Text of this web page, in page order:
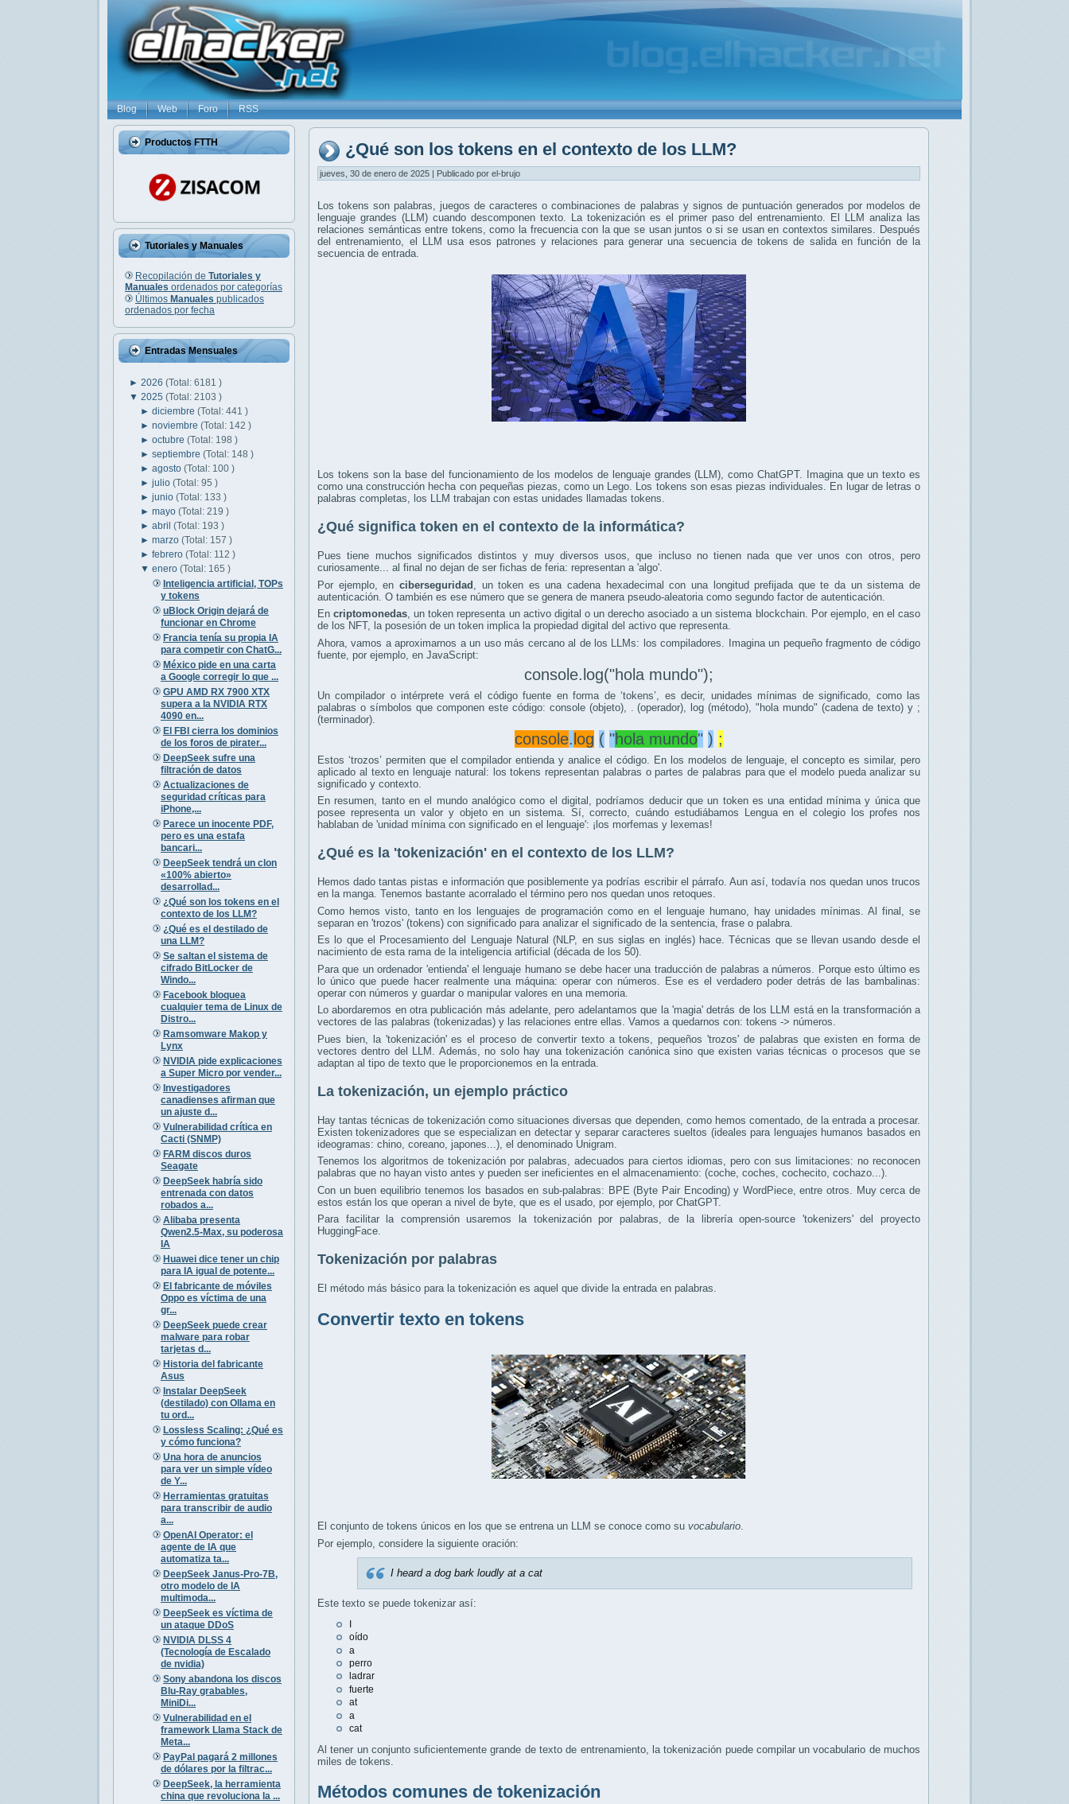
Blog Web Foro RSS
Productos FTTH
Tutoriales y Manuales
Recopilación de Tutoriales y
Manuales ordenados por categorías
Últimos Manuales publicados
ordenados por fecha
Entradas Mensuales
► 2026 (Total: 6181 )
▼ 2025 (Total: 2103 )
►diciembre(Total: 441 )
►noviembre(Total: 142 )
►octubre(Total: 198 )
►septiembre(Total: 148 )
►agosto(Total: 100 )
►julio(Total: 95 )
►junio(Total: 133 )
►mayo(Total: 219 )
►abril(Total: 193 )
►marzo(Total: 157 )
►febrero(Total: 112 )
▼enero(Total: 165 )
Inteligencia artificial, TOPs
y tokens
uBlock Origin dejará de
funcionar en Chrome
Francia tenía su propia IA
para competir con ChatG...
México pide en una carta
a Google corregir lo que ...
GPU AMD RX 7900 XTX
supera a la NVIDIA RTX
4090 en...
El FBI cierra los dominios
de los foros de pirater...
DeepSeek sufre una
filtración de datos
Actualizaciones de
seguridad críticas para
iPhone,...
Parece un inocente PDF,
pero es una estafa
bancari...
DeepSeek tendrá un clon
«100% abierto»
desarrollad...
¿Qué son los tokens en el
contexto de los LLM?
¿Qué es el destilado de
una LLM?
Se saltan el sistema de
cifrado BitLocker de
Windo...
Facebook bloquea
cualquier tema de Linux de
Distro...
Ramsomware Makop y
Lynx
NVIDIA pide explicaciones
a Super Micro por vender...
Investigadores
canadienses afirman que
un ajuste d...
Vulnerabilidad crítica en
Cacti (SNMP)
FARM discos duros
Seagate
DeepSeek habría sido
entrenada con datos
robados a...
Alibaba presenta
Qwen2.5-Max, su poderosa
IA
Huawei dice tener un chip
para IA igual de potente...
El fabricante de móviles
Oppo es víctima de una
gr...
DeepSeek puede crear
malware para robar
tarjetas d...
Historia del fabricante
Asus
Instalar DeepSeek
(destilado) con Ollama en
tu ord...
Lossless Scaling: ¿Qué es
y cómo funciona?
Una hora de anuncios
para ver un simple vídeo
de Y...
Herramientas gratuitas
para transcribir de audio
a...
OpenAI Operator: el
agente de IA que
automatiza ta...
DeepSeek Janus-Pro-7B,
otro modelo de IA
multimoda...
DeepSeek es víctima de
un ataque DDoS
NVIDIA DLSS 4
(Tecnología de Escalado
de nvidia)
Sony abandona los discos
Blu-Ray grabables,
MiniDi...
Vulnerabilidad en el
framework Llama Stack de
Meta...
PayPal pagará 2 millones
de dólares por la filtrac...
DeepSeek, la herramienta
china que revoluciona la ...
¿Qué son los tokens en el contexto de los LLM?
jueves, 30 de enero de 2025 | Publicado por el-brujo
Los tokens son palabras, juegos de caracteres o combinaciones de palabras y signos de puntuación generados por modelos de
lenguaje grandes (LLM) cuando descomponen texto. La tokenización es el primer paso del entrenamiento. El LLM analiza las
relaciones semánticas entre tokens, como la frecuencia con la que se usan juntos o si se usan en contextos similares. Después
del entrenamiento, el LLM usa esos patrones y relaciones para generar una secuencia de tokens de salida en función de la
secuencia de entrada.
Los tokens son la base del funcionamiento de los modelos de lenguaje grandes (LLM), como ChatGPT. Imagina que un texto es
como una construcción hecha con pequeñas piezas, como un Lego. Los tokens son esas piezas individuales. En lugar de letras o
palabras completas, los LLM trabajan con estas unidades llamadas tokens.
¿Qué significa token en el contexto de la informática?
Pues tiene muchos significados distintos y muy diversos usos, que incluso no tienen nada que ver unos con otros, pero
curiosamente... al final no dejan de ser fichas de feria: representan a 'algo'.
Por ejemplo, en ciberseguridad
, un token es una cadena hexadecimal con una longitud prefijada que te da un sistema de
autenticación. O también es ese número que se genera de manera pseudo-aleatoria como segundo factor de autenticación.
Encriptomonedas, un token representa un activo digital o un derecho asociado a un sistema blockchain. Por ejemplo, en el caso
de los NFT, la posesión de un token implica la propiedad digital del activo que representa.
Ahora, vamos a aproximarnos a un uso más cercano al de los LLMs: los compiladores. Imagina un pequeño fragmento de código
fuente, por ejemplo, en JavaScript:
console.log("hola mundo");
Un compilador o intérprete verá el código fuente en forma de ‘tokens’, es decir, unidades mínimas de significado, como las
palabras o símbolos que componen este código: console (objeto), . (operador), log (método), "hola mundo" (cadena de texto) y ;
(terminador).
console. log ( "hola mundo" ) ;
Estos ‘trozos’ permiten que el compilador entienda y analice el código. En los modelos de lenguaje, el concepto es similar, pero
aplicado al texto en lenguaje natural: los tokens representan palabras o partes de palabras para que el modelo pueda analizar su
significado y contexto.
En resumen, tanto en el mundo analógico como el digital, podríamos deducir que un token es una entidad mínima y única que
posee representa un valor y objeto en un sistema. Sí, correcto, cuándo estudiábamos Lengua en el colegio los profes nos
hablaban de 'unidad mínima con significado en el lenguaje': ¡los morfemas y lexemas!
¿Qué es la 'tokenización' en el contexto de los LLM?
Hemos dado tantas pistas e información que posiblemente ya podrías escribir el párrafo. Aun así, todavía nos quedan unos trucos
en la manga. Tenemos bastante acorralado el término pero nos quedan unos retoques.
Como hemos visto, tanto en los lenguajes de programación como en el lenguaje humano, hay unidades mínimas. Al final, se
separan en 'trozos' (tokens) con significado para analizar el significado de la sentencia, frase o palabra.
Es lo que el Procesamiento del Lenguaje Natural (NLP, en sus siglas en inglés) hace. Técnicas que se llevan usando desde el
nacimiento de esta rama de la inteligencia artificial (década de los 50).
Para que un ordenador 'entienda' el lenguaje humano se debe hacer una traducción de palabras a números. Porque esto último es
lo único que puede hacer realmente una máquina: operar con números. Ese es el verdadero poder detrás de las bambalinas:
operar con números y guardar o manipular valores en una memoria.
Lo abordaremos en otra publicación más adelante, pero adelantamos que la 'magia' detrás de los LLM está en la transformación a
vectores de las palabras (tokenizadas) y las relaciones entre ellas. Vamos a quedarnos con: tokens -> números.
Pues bien, la 'tokenización' es el proceso de convertir texto a tokens, pequeños 'trozos' de palabras que existen en forma de
vectores dentro del LLM. Además, no solo hay una tokenización canónica sino que existen varias técnicas o procesos que se
adaptan al tipo de texto que le proporcionemos en la entrada.
La tokenización, un ejemplo práctico
Hay tantas técnicas de tokenización como situaciones diversas que dependen, como hemos comentado, de la entrada a procesar.
Existen tokenizadores que se especializan en detectar y separar caracteres sueltos (ideales para lenguajes humanos basados en
ideogramas: chino, coreano, japones...), el denominado Unigram.
Tenemos los algoritmos de tokenización por palabras, adecuados para ciertos idiomas, pero con sus limitaciones: no reconocen
palabras que no hayan visto antes y pueden ser ineficientes en el almacenamiento: (coche, coches, cochecito, cochazo...).
Con un buen equilibrio tenemos los basados en sub-palabras: BPE (Byte Pair Encoding) y WordPiece, entre otros. Muy cerca de
estos están los que operan a nivel de byte, que es el usado, por ejemplo, por ChatGPT.
Para facilitar la comprensión usaremos la tokenización por palabras, de la librería open-source 'tokenizers' del proyecto
HuggingFace.
Tokenización por palabras
El método más básico para la tokenización es aquel que divide la entrada en palabras.
Convertir texto en tokens
El conjunto de tokens únicos en los que se entrena un LLM se conoce como su vocabulario.
Por ejemplo, considere la siguiente oración:
I heard a dog bark loudly at a cat
Este texto se puede tokenizar así:
I
oído
a
perro
ladrar
fuerte
at
a
cat
Al tener un conjunto suficientemente grande de texto de entrenamiento, la tokenización puede compilar un vocabulario de muchos
miles de tokens.
Métodos comunes de tokenización